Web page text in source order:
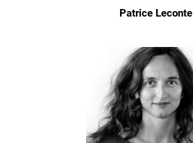
Patrice Leconte